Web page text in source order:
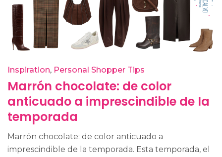
Inspiration Personal Shopper Tips
Marrón chocolate: de color
anticuado a imprescindible de la
temporada
Marrón chocolate: de color anticuado a
imprescindible de la temporada. Esta temporada, el